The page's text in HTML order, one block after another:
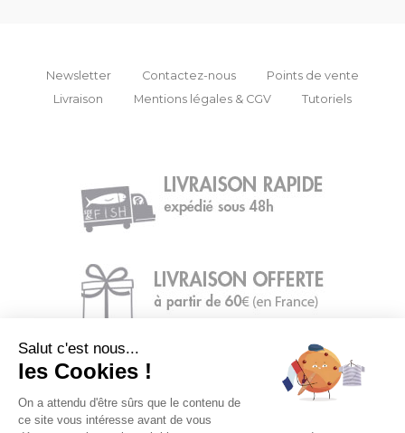
Newsletter Contactez-nous
Points de vente
Livraison
Mentions légales & CGV Tutoriels
Salut c'est nous...
les Cookies !
On a attendu d'être sûrs que le contenu de
ce site vous intéresse avant de vous